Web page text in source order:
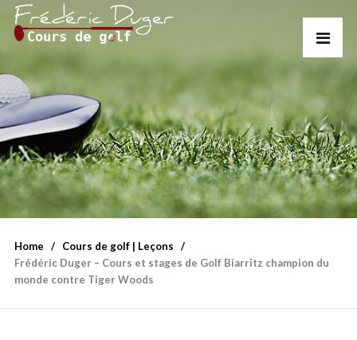
Home
Cours de golf | Leçons
Frédéric Duger – Cours et stages de Golf Biarritz champion du
monde contre Tiger Woods